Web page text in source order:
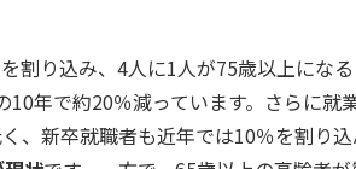
割り込み、4人に1人が75歳以上にな
10年で約20％減っています。さらに
、新卒就職者も近年では10％を割り